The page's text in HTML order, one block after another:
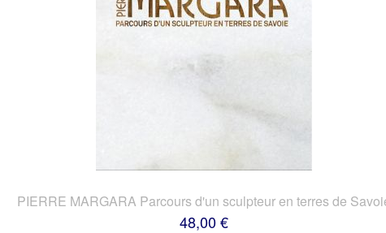
PIERRE MARGARA Parcours d'un sculpteur en terres de
48,00 €